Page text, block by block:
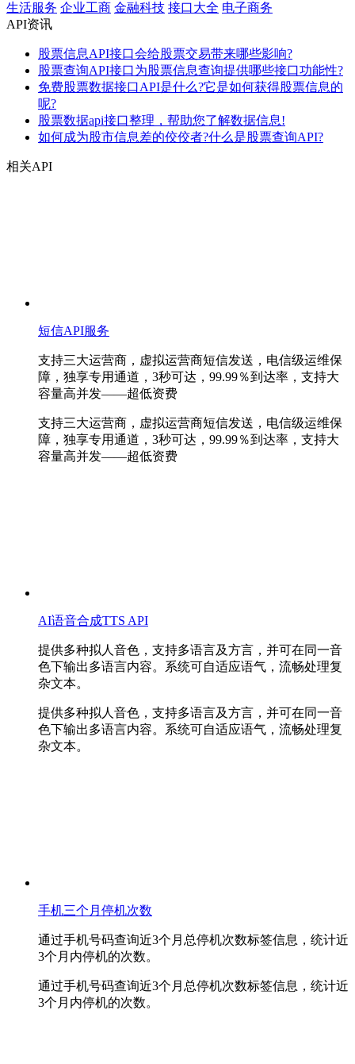
生活服务 企业工商 金融科技 接口大全 电子商务
API资讯
股票信息API接口会给股票交易带来哪些影响?
股票查询API接口为股票信息查询提供哪些接口功能性?
免费股票数据接口API是什么?它是如何获得股票信息的
呢?
股票数据api接口整理，帮助您了解数据信息!
如何成为股市信息差的佼佼者?什么是股票查询API?
相关API
短信API服务
支持三大运营商，虚拟运营商短信发送，电信级运维保
障，独享专用通道，3秒可达，99.99％到达率，支持大
容量高并发——超低资费
支持三大运营商，虚拟运营商短信发送，电信级运维保
障，独享专用通道，3秒可达，99.99％到达率，支持大
容量高并发——超低资费
AI语音合成TTS API
提供多种拟人音色，支持多语言及方言，并可在同一音
色下输出多语言内容。系统可自适应语气，流畅处理复
杂文本。
提供多种拟人音色，支持多语言及方言，并可在同一音
色下输出多语言内容。系统可自适应语气，流畅处理复
杂文本。
手机三个月停机次数
通过手机号码查询近3个月总停机次数标签信息，统计近
3个月内停机的次数。
通过手机号码查询近3个月总停机次数标签信息，统计近
3个月内停机的次数。